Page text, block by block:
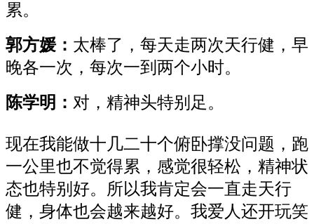
累。
郭方媛： 太棒了，每天走两次天行健，早
晚各一次，每次一到两个小时。
陈学明： 对，精神头特别足。
现在我能做十几二十个俯卧撑没问题，跑
一公里也不觉得累，感觉很轻松，精神状
态也特别好。所以我肯定会一直走天行
健，身体也会越来越好。我爱人还开玩笑